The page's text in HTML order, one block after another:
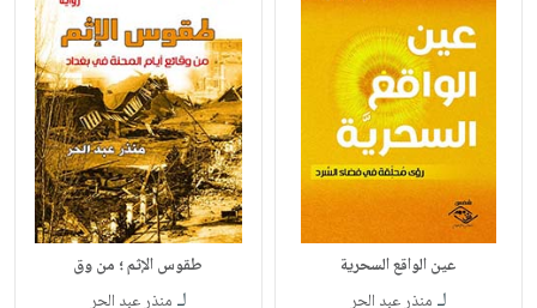
عين الواقع السحرية طقوس الإثم ؛ من وق